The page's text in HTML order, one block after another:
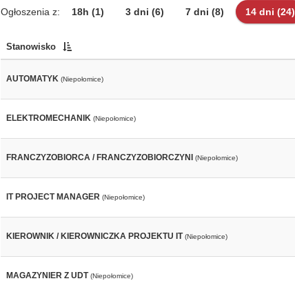
Ogłoszenia z: 18h (1) 3 dni (6) 7 dni (8) 14 dni (24)
Stanowisko
AUTOMATYK (Niepołomice)
ELEKTROMECHANIK (Niepołomice)
FRANCZYZOBIORCA / FRANCZYZOBIORCZYNI (Niepołomice)
IT PROJECT MANAGER (Niepołomice)
KIEROWNIK / KIEROWNICZKA PROJEKTU IT (Niepołomice)
MAGAZYNIER Z UDT (Niepołomice)